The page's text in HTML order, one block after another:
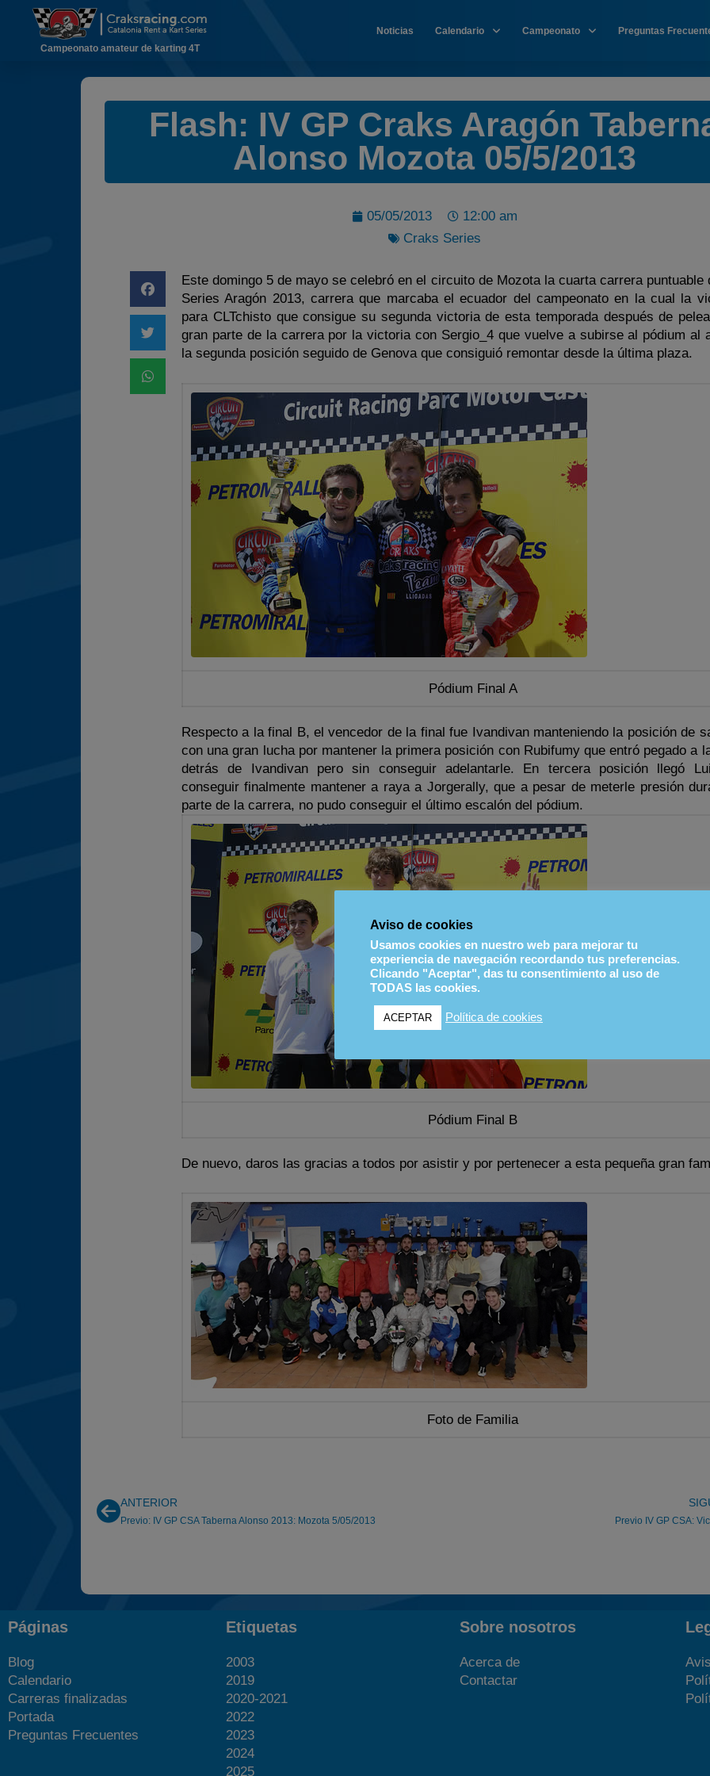
Campeonato amateur de karting 4T
Noticias Calendario Campeonato Preguntas
Flash: IV GP Craks Aragón
Alonso Mozota 05/5/2013
05/05/2013
12:00 am
Craks Series
Este domingo 5 de mayo se celebró en el circuito de Mozota la cuarta carrera puntuable
Series Aragón 2013, carrera que marcaba el ecuador del campeonato en la cual la
para CLTchisto que consigue su segunda victoria de esta temporada después de
gran parte de la carrera por la victoria con Sergio_4 que vuelve a subirse al pódium al
la segunda posición seguido de Genova que consiguió remontar desde la última plaza.
Pódium Final A
Respecto a la final B, el vencedor de la final fue Ivandivan manteniendo la posición de
con una gran lucha por mantener la primera posición con Rubifumy que entró pegado a
detrás de Ivandivan pero sin conseguir adelantarle. En tercera posición llegó
conseguir finalmente mantener a raya a Jorgerally, que a pesar de meterle presión
parte de la carrera, no pudo conseguir el último escalón del pódium.
Pódium Final B
De nuevo, daros las gracias a todos por asistir y por pertenecer a esta pequeña gran
Foto de Familia
ANTERIOR
Previo: IV GP CSA Taberna Alonso 2013: Mozota 5/05/2013 Previo IV GP CSA:
Páginas
Blog
Calendario
Carreras finalizadas
Portada
Preguntas Frecuentes
Etiquetas
2003
2019
2020-2021
2022
2023
2024
2025
Sobre nosotros
Acerca de
Contactar
Aviso de cookies
Usamos cookies en nuestro web para mejorar tu
experiencia de navegación recordando tus preferencias.
Clicando "Aceptar", das tu consentimiento al uso de
TODAS las cookies.
ACEPTAR Política de cookies